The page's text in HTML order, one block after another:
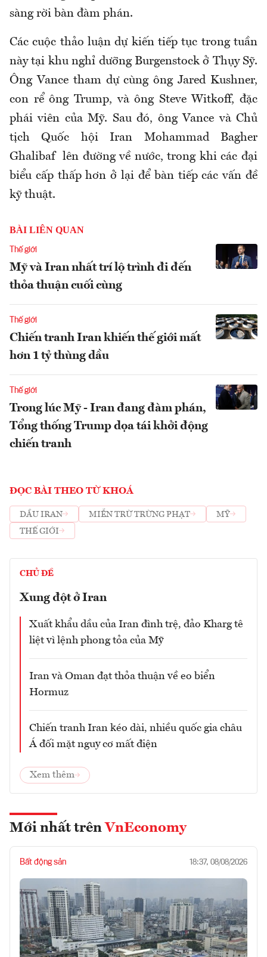
sàng rời bàn đàm phán.
Các cuộc thảo luận dự kiến tiếp tục trong tuần
này tại khu nghỉ dưỡng Burgenstock ở Thụy Sỹ.
Ông Vance tham dự cùng ông Jared Kushner,
con rể ông Trump, và ông Steve Witkoff, đặc
phái viên của Mỹ. Sau đó, ông Vance và Chủ
tịch Quốc hội Iran Mohammad Bagher
Ghalibaf lên đường về nước, trong khi các đại
biểu cấp thấp hơn ở lại để bàn tiếp các vấn đề
kỹ thuật.
BÀI LIÊN QUAN
Thế giới
Mỹ và Iran nhất trí lộ trình đi đến
thỏa thuận cuối cùng
Thế giới
Chiến tranh Iran khiến thế giới mất
hơn 1 tỷ thùng dầu
Thế giới
Trong lúc Mỹ - Iran đang đàm phán,
Tổng thống Trump dọa tái khởi động
chiến tranh
ĐỌC BÀI THEO TỪ KHOÁ
DẦU IRAN MIỄN TRỪ TRỪNG PHẠT
MỸ
THẾ GIỚI
CHỦ ĐỀ
Xung đột ở Iran
Xuất khẩu dầu của Iran đình trệ, đảo Kharg tê
liệt vì lệnh phong tỏa của Mỹ
Iran và Oman đạt thỏa thuận về eo biển
Hormuz
Chiến tranh Iran kéo dài, nhiều quốc gia châu
Á đối mặt nguy cơ mất điện
Xem thêm
Mới nhất trên VnEconomy
Bất động sản 18:37, 08/08/2026